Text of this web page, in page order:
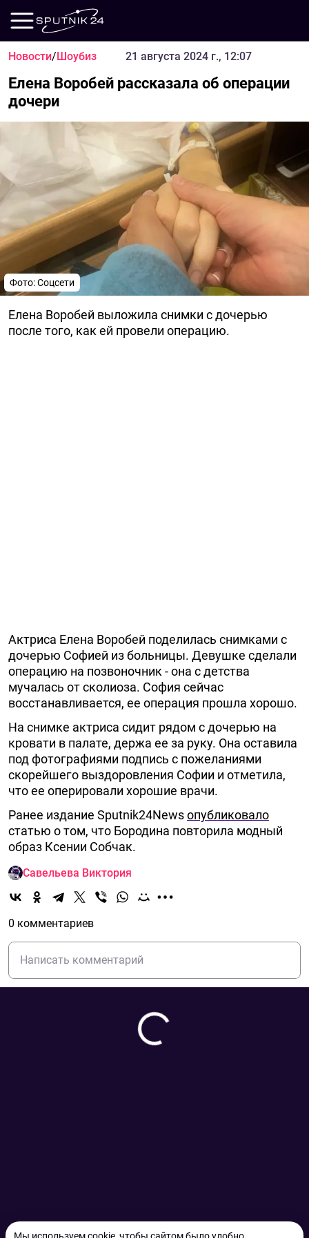
Новости/Шоубиз 21 августа 2024 г., 12:07
Елена Воробей рассказала об операции
дочери
Фото: Соцсети
Елена Воробей выложила снимки с дочерью
после того, как ей провели операцию.
Актриса Елена Воробей поделилась снимками с
дочерью Софией из больницы. Девушке сделали
операцию на позвоночник - она с детства
мучалась от сколиоза. София сейчас
восстанавливается, ее операция прошла хорошо.
На снимке актриса сидит рядом с дочерью на
кровати в палате, держа ее за руку. Она оставила
под фотографиями подпись с пожеланиями
скорейшего выздоровления Софии и отметила,
что ее оперировали хорошие врачи.
Ранее издание Sputnik24Newsопубликовало
статью о том, что Бородина повторила модный
образ Ксении Собчак.
Савельева Виктория
0 комментариев